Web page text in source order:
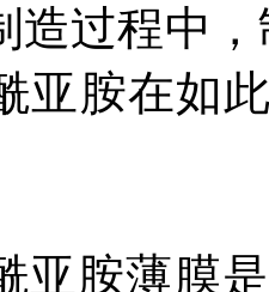
造过程中
亚胺在如
胺薄膜是